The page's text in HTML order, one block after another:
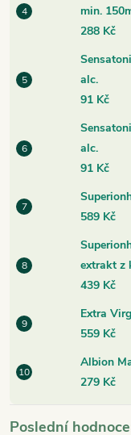
min.
288 Kč
alc.
91 Kč
alc.
91 Kč
589 Kč
extrakt z
439 Kč
Extra
559 Kč
Albion
279 Kč
Poslední